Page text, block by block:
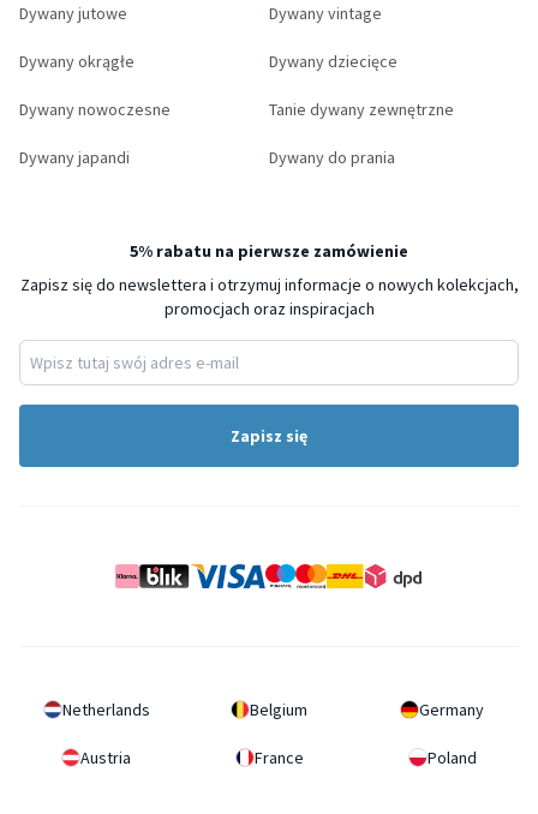
Dywany jutowe Dywany vintage
Dywany okrągłe Dywany dziecięce
Dywany nowoczesne Tanie dywany zewnętrzne
Dywany japandi Dywany do prania
5% rabatu na pierwsze zamówienie
Zapisz się do newslettera i otrzymuj informacje o nowych kolekcjach,
promocjach oraz inspiracjach
Zapisz się
Netherlands Belgium Germany
Austria France Poland